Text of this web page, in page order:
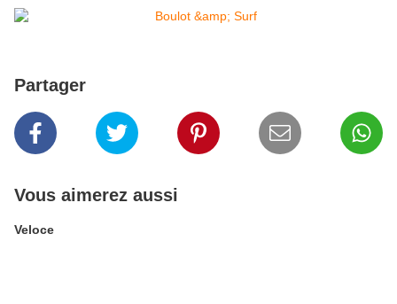
Partager
Vous aimerez aussi
Veloce